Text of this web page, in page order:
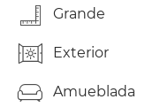
Grande
Exterior
Amueblada